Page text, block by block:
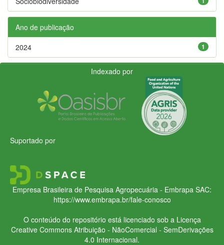
Ano de publicação
1
2024
Indexado por
Suportado por
Empresa Brasileira de Pesquisa Agropecuária - Embrapa SAC:
https://www.embrapa.br/fale-conosco
O conteúdo do repositório está licenciado sob a Licença
Creative CommonsAtribuição - NãoComercial - SemDerivações
4.0 Internacional.